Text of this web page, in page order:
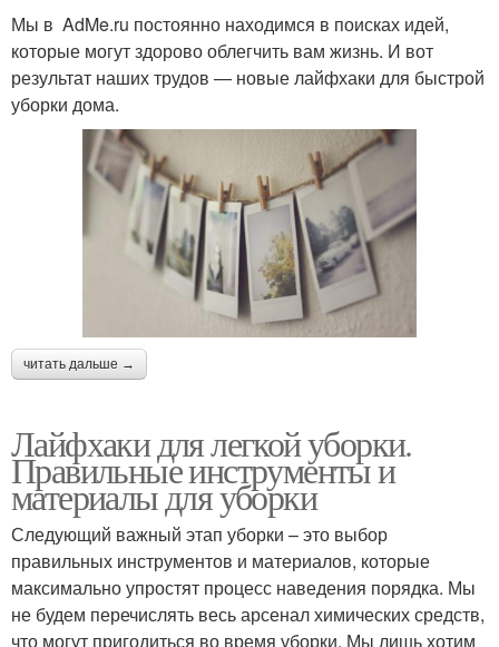
Мы в AdMe.ru постоянно находимся в поисках идей,
которые могут здорово облегчить вам жизнь. И вот
результат наших трудов — новые лайфхаки для быстрой
уборки дома.
читать дальше →
Лайфхаки для легкой уборки.
Правильные инструменты и
материалы для уборки
Следующий важный этап уборки – это выбор
правильных инструментов и материалов, которые
максимально упростят процесс наведения порядка. Мы
не будем перечислять весь арсенал химических средств,
что могут пригодиться во время уборки. Мы лишь хотим